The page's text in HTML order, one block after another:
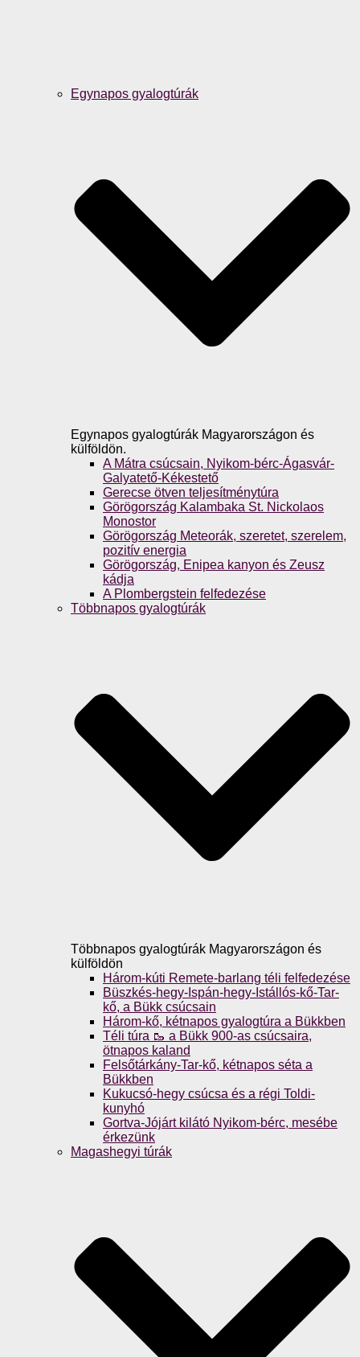
Egynapos gyalogtúrák
Egynapos gyalogtúrák Magyarországon és
külföldön.
A Mátra csúcsain, Nyikom-bérc-Ágasvár-
Galyatető-Kékestető
Gerecse ötven teljesítménytúra
Görögország Kalambaka St. Nickolaos
Monostor
Görögország Meteorák, szeretet, szerelem,
pozitív energia
Görögország, Enipea kanyon és Zeusz
kádja
A Plombergstein felfedezése
Többnapos gyalogtúrák
Többnapos gyalogtúrák Magyarországon és
külföldön
Három-kúti Remete-barlang téli felfedezése
Büszkés-hegy-Ispán-hegy-Istállós-kő-Tar-
kő, a Bükk csúcsain
Három-kő, kétnapos gyalogtúra a Bükkben
Téli túra 🥾 a Bükk 900-as csúcsaira,
ötnapos kaland
Felsőtárkány-Tar-kő, kétnapos séta a
Bükkben
Kukucsó-hegy csúcsa és a régi Toldi-
kunyhó
Gortva-Jójárt kilátó Nyikom-bérc, mesébe
érkezünk
Magashegyi túrák